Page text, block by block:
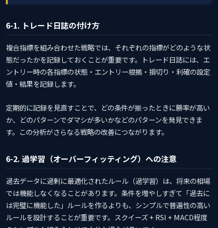
6-1. トレード日誌の付け方
複合指標を組み合わせた戦略では、それぞれの指標がどのような状
態だったかを記録しておくことが重要です。トレード日誌には、エ
ントリー時の各指標の状態・エントリー根拠・損切り・利確の設定
値・結果を記録します。
定期的に記録を見直すことで、どの条件が揃ったときに勝率が高い
か、どのパターンでダマシが多いかなどのパターンを発見できま
す。この分析がさらなる戦略の改善につながります。
6-2. 過学習（オーバーフィッティング）への注意
過去データに過剰に最適化されたルール（過学習）は、将来の相場
では機能しなくなることがあります。条件を増やしすぎて「過去に
は完璧に機能した」ルールを作るよりも、シンプルで普遍性の高い
ルールを設計することが重要です。スクイーズ + RSI + MACD程度